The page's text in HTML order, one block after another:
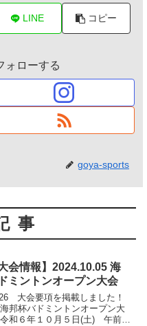
LINE コピー
ォローする
goya-sports
事
会情報】2024.10.05 海
ミントンオープン大会
大会要項を掲載しました！
邦杯バドミントンオープン大
和６年１０月５日(土) 午前９